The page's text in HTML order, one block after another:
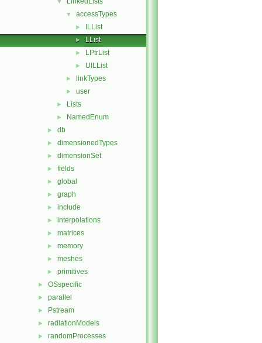
▼ accessTypes
► ILList
► LList
► LPtrList
► UILList
► linkTypes
► user
► Lists
► NamedEnum
► db
► dimensionedTypes
► dimensionSet
► fields
► global
► graph
► include
► interpolations
► matrices
► memory
► meshes
► primitives
► OSspecific
► parallel
► Pstream
► radiationModels
► randomProcesses